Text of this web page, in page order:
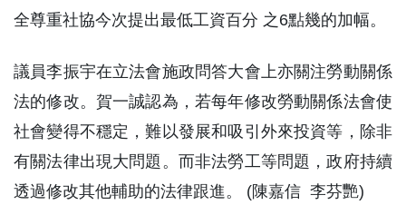
全尊重社協今次提出最低工資百分 之6點幾的加幅。
議員李振宇在立法會施政問答大會上亦關注勞動關係
法的修改。賀一誠認為，若每年修改勞動關係法會使
社會變得不穩定，難以發展和吸引外來投資等，除非
有關法律出現大問題。而非法勞工等問題，政府持續
透過修改其他輔助的法律跟進。 (陳嘉信 李芬艷)